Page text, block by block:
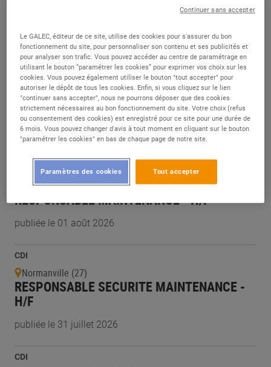
publiée le 04 août 2026
CDI
Ancenis (44)
TECHNICIEN DE MAINTENANCE - H/F
publiée le 03 août 2026
Ploufragan (22)
RESPONSABLE MAINTENANCE - H/F
publiée le 01 août 2026
CDI
Normanville (27)
RESPONSABLE SECURITE MAINTENANCE -
H/F
publiée le 31 juillet 2026
CDI
Le GALEC, éditeur de ce site, utilise des cookies pour s'assurer du bon
fonctionnement du site, pour personnaliser son contenu et ses publicités et
pour analyser son trafic. Vous pouvez accéder au centre de paramétrage en
utilisant le bouton “paramétrer les cookies” pour exprimer vos choix sur les
cookies. Vous pouvez également utiliser le bouton "tout accepter" pour
autoriser le dépôt de tous les cookies. Enfin, si vous cliquez sur le lien
"continuer sans accepter", nous ne pourrons déposer que des cookies
strictement nécessaires au bon fonctionnement du site. Votre choix (refus
ou consentement des cookies) est enregistré pour ce site pour une durée de
6 mois. Vous pouvez changer d'avis à tout moment en cliquant sur le bouton
"paramétrer les cookies" en bas de chaque page de notre site.
Tout accepter
Paramètres des cookies
Continuer sans accepter